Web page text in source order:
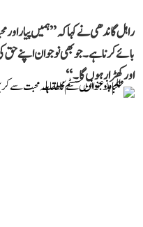
راہل گاندھی نے کہا کہ ’’ہمیں پیار
بائے کرنا ہے۔ جو بھی نوجوان اپنے
اور کھڑا رہوں گا۔‘‘